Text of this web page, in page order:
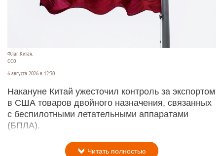
Флаг Китая.
CC0
6 августа 2026 в 12:30
Накануне Китай ужесточил контроль за экспортом
в США товаров двойного назначения, связанных
с беспилотными летательными аппаратами
(БПЛА).
Читать полностью